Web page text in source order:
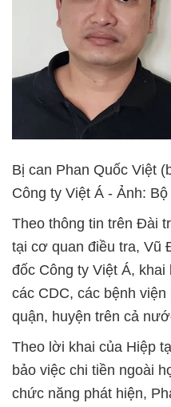
Bị can Phan Quốc Việt
Công ty Việt Á - Ảnh:
Theo thông tin trên Đài
tại cơ quan điều tra, Vũ
đốc Công ty Việt Á,
các CDC, các bệnh
quận, huyện trên cả
Theo lời khai của Hiệp
bảo việc chi tiền ngoài
chức năng phát hiện,